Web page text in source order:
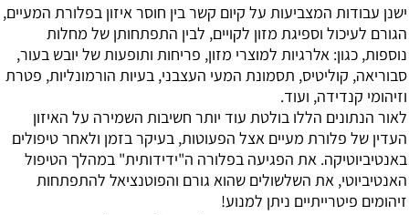
ישנן עבודות המצביעות על קיום קשר בין חוסר איזון בפלורת המעיים,
הגורם לעיכול וספיגת מזון לקויים, לבין התפתחותן של מחלות
נוספות, כגון: אלרגיות למוצרי מזון, פריחות ותופעות של יובש בעור,
סבוריאה, קוליטיס, תסמונת המעי העצבני, בעיות הורמונליות, פטרת
וזיהומי קנדידה, ועוד.
לאור הנתונים הללו בולטת עוד יותר חשיבות השמירה על האיזון
העדין של פלורת מעיים אצל הפעוטות, בעיקר בזמן ולאחר טיפולים
באנטיביוטיקה. את הפגיעה בפלורה ה"ידידותית" במהלך הטיפול
האנטיביוטי, את השלשולים שהוא גורם והפוטנציאל להתפתחות
זיהומים פיטרייתיים ניתן למנוע!